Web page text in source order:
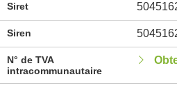
Siret
Siren
N° de TVA
intracommunautaire